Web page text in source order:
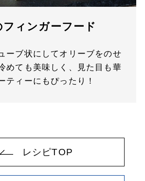
ィンガーフード
ーブ状にしてオリーブをのせ
めても美味しく、見た目も華
ティーにもぴったり！
レシピTOP